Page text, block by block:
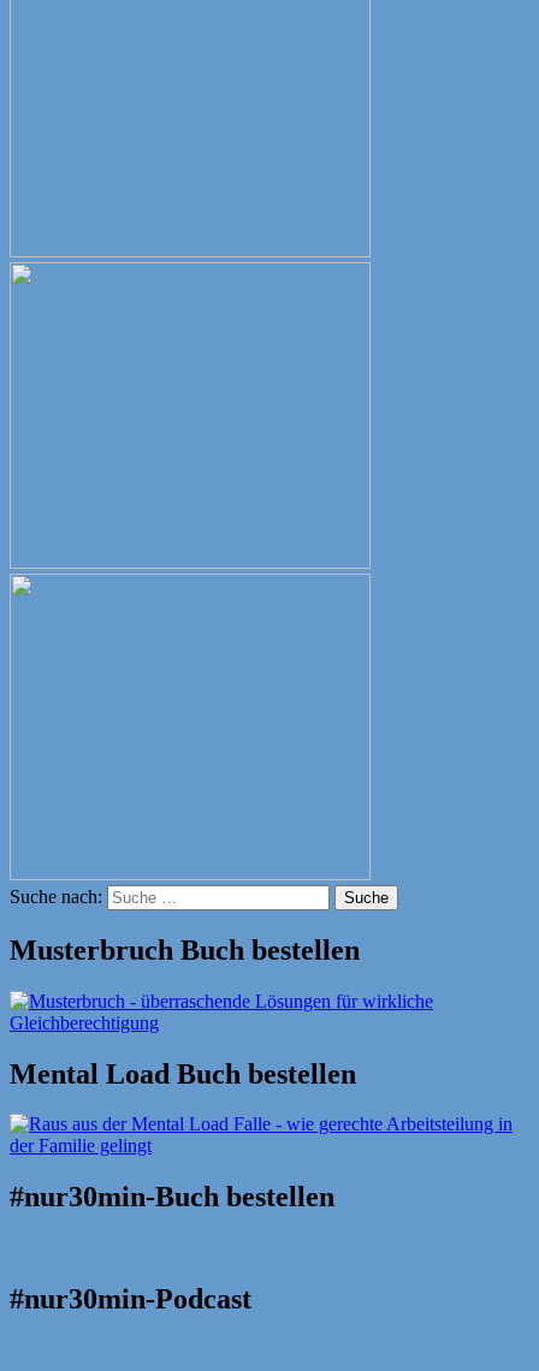
Suche nach: Suche
Musterbruch Buch bestellen
Mental Load Buch bestellen
#nur30min-Buch bestellen
#nur30min-Podcast